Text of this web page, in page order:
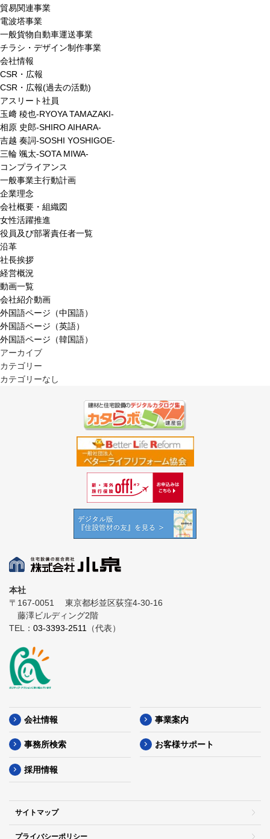
貿易関連事業
電波塔事業
一般貨物自動車運送事業
チラシ・デザイン制作事業
会社情報
CSR・広報
CSR・広報(過去の活動)
アスリート社員
玉﨑 稜也-RYOYA TAMAZAKI-
相原 史郎-SHIRO AIHARA-
吉越 奏詞-SOSHI YOSHIGOE-
三輪 颯太-SOTA MIWA-
コンプライアンス
一般事業主行動計画
企業理念
会社概要・組織図
女性活躍推進
役員及び部署責任者一覧
沿革
社長挨拶
経営概況
動画一覧
会社紹介動画
外国語ページ（中国語）
外国語ページ（英語）
外国語ページ（韓国語）
アーカイブ
カテゴリー
カテゴリーなし
本社
〒167-0051
東京都杉並区荻窪4-30-16
藤澤ビルディング2階
TEL： 03-3393-2511 （代表）
会社情報 事業案内
事務所検索 お客様サポート
採用情報
サイトマップ
プライバシーポリシー